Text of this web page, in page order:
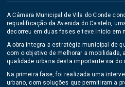
A Câmara Municipal de Vila do Conde
requalificação da Avenida do Castelo,
decorreu em duas fases e teve início em
A obra integra a estratégia municipal de
com o objetivo de melhorar a mobilidade,
qualidade urbana desta importante via do
Na primeira fase, foi realizada uma
urbano, com soluções que permitiram a